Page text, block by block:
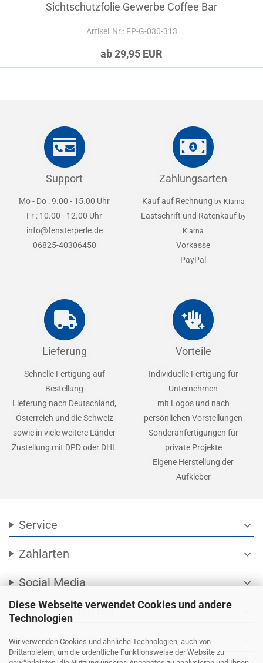
Diese Webseite verwendet Cookies und andere
Technologien
Wir verwenden Cookies und ähnliche Technologien, auch von
Drittanbietern, um die ordentliche Funktionsweise der Website zu
Sichtschutzfolie Gewerbe Coffee Bar
Artikel‑Nr.: FP-G-030-313
ab 29,95 EUR
Support
Mo - Do : 9.00 - 15.00 Uhr
Fr : 10.00 - 12.00 Uhr
info@fensterperle.de
06825-40306450
Zahlungsarten
Kauf auf Rechnung by Klarna
Lastschrift und Ratenkauf by
Klarna
Vorkasse
PayPal
Lieferung
Schnelle Fertigung auf
Bestellung
Lieferung nach Deutschland,
Österreich und die Schweiz
sowie in viele weitere Länder
Zustellung mit DPD oder DHL
Vorteile
Individuelle Fertigung für
Unternehmen
mit Logos und nach
persönlichen Vorstellungen
Sonderanfertigungen für
private Projekte
Eigene Herstellung der
Aufkleber
Service expand_more
Zahlarten expand_more
Social Media expand_more
Wir versenden mit
Ihre persönliche Seite